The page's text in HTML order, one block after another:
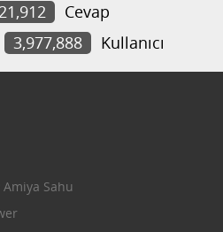
21,912
Cevap
3,977,888 Kullanıcı
Amiya Sahu